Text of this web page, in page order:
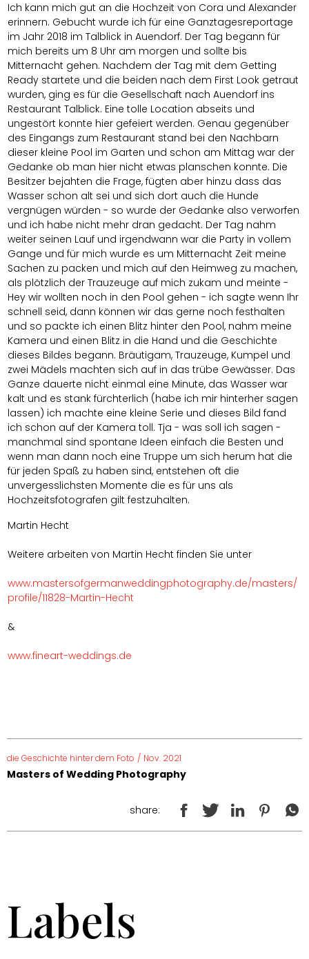
Ich kann mich gut an die Hochzeit von Cora und Alexander
erinnern. Gebucht wurde ich für eine Ganztagesreportage
im Jahr 2018 im Talblick in Auendorf. Der Tag begann für
mich bereits um 8 Uhr am morgen und sollte bis
Mitternacht gehen. Nachdem der Tag mit dem Getting
Ready startete und die beiden nach dem First Look getraut
wurden, ging es für die Gesellschaft nach Auendorf ins
Restaurant Talblick. Eine tolle Location abseits und
ungestört konnte hier gefeiert werden. Genau gegenüber
des Eingangs zum Restaurant stand bei den Nachbarn
dieser kleine Pool im Garten und schon am Mittag war der
Gedanke ob man hier nicht etwas planschen konnte. Die
Besitzer bejahten die Frage, fügten aber hinzu dass das
Wasser schon alt sei und sich dort auch die Hunde
vergnügen würden - so wurde der Gedanke also verworfen
und ich habe nicht mehr dran gedacht. Der Tag nahm
weiter seinen Lauf und irgendwann war die Party in vollem
Gange und für mich wurde es um Mitternacht Zeit meine
Sachen zu packen und mich auf den Heimweg zu machen,
als plötzlich der Trauzeuge auf mich zukam und meinte -
Hey wir wollten noch in den Pool gehen - ich sagte wenn Ihr
schnell seid, dann können wir das gerne noch festhalten
und so packte ich einen Blitz hinter den Pool, nahm meine
Kamera und einen Blitz in die Hand und die Geschichte
dieses Bildes begann. Bräutigam, Trauzeuge, Kumpel und
zwei Mädels machten sich auf in das trübe Gewässer. Das
Ganze dauerte nicht einmal eine Minute, das Wasser war
kalt und es stank fürchterlich (habe ich mir hinterher sagen
lassen) ich machte eine kleine Serie und dieses Bild fand
ich schon auf der Kamera toll. Tja - was soll ich sagen -
manchmal sind spontane Ideen einfach die Besten und
wenn man dann noch eine Truppe um sich herum hat die
für jeden Spaß zu haben sind, entstehen oft die
unvergesslichsten Momente die es für uns als
Hochzeitsfotografen gilt festzuhalten.
Martin Hecht
Weitere arbeiten von Martin Hecht finden Sie unter
www.mastersofgermanweddingphotography.de/masters/
profile/11828-Martin-Hecht
&
www.fineart-weddings.de
die Geschichte hinter dem Foto / Nov. 2021
Masters of Wedding Photography
share:
Labels